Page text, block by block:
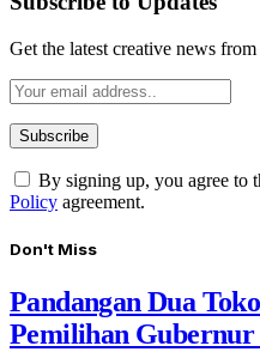
Get the latest creative news
By signing up, you agree to
Policy agreement.
Don't Miss
Pandangan Dua
Pemilihan